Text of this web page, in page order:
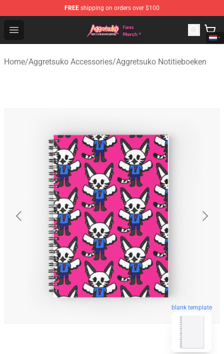
FREE shipping on orders over $100
Open menu
Aggretsuko Store - Official Aggretsuko Merchandise
Home/Aggretsuko Accessories/Aggretsuko Notitieboeken
blank template